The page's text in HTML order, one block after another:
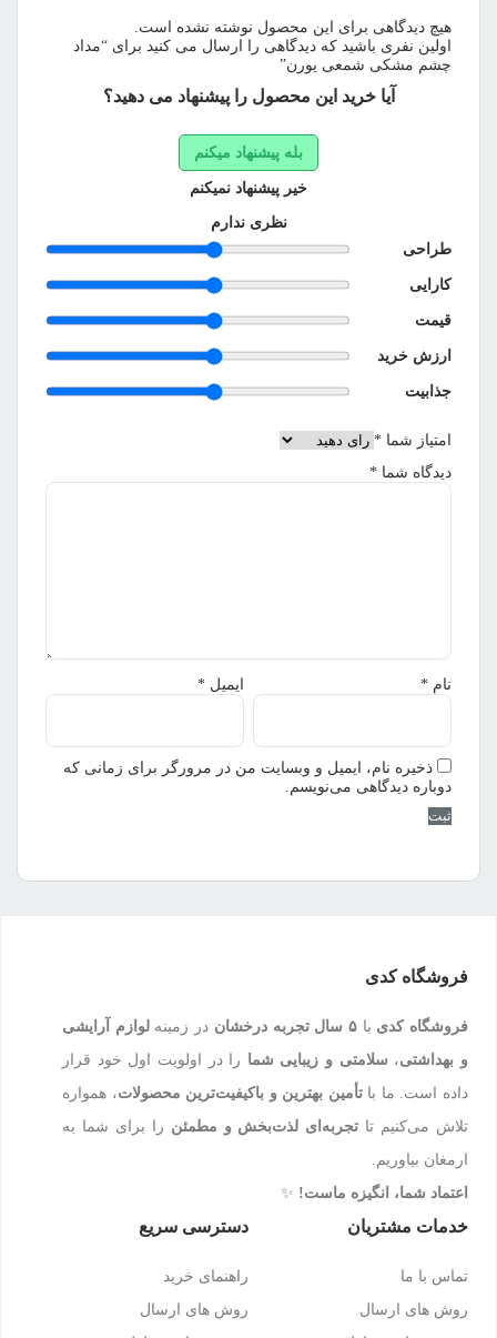
هیچ دیدگاهی برای این محصول نوشته نشده است.
اولین نفری باشید که دیدگاهی را ارسال می کنید برای “مداد
چشم مشکی شمعی یورن”
آیا خرید این محصول را پیشنهاد می دهید؟
بله پیشنهاد میکنم
خیر پیشنهاد نمیکنم
نظری ندارم
طراحی
کارایی
قیمت
ارزش خرید
جذابیت
امتیاز شما *
دیدگاه شما *
نام * ایمیل *
ذخیره نام، ایمیل و وبسایت من در مرورگر برای زمانی که
دوباره دیدگاهی می‌نویسم.
فروشگاه کدی
فروشگاه کدی با۵ سال تجربه درخشان در زمینهلوازم آرایشی
و بهداشتی، سلامتی و زیبایی شما را در اولویت اول خود قرار
داده است. ما باتأمین بهترین و باکیفیت‌ترین محصولات، همواره
تلاش می‌کنیم تا تجربه‌ای لذت‌بخش و مطمئن را برای شما به
ارمغان بیاوریم.
اعتماد شما، انگیزه ماست! ✨
خدمات مشتریان
تماس با ما
روش های ارسال
دسترسی سریع
راهنمای خرید
روش های ارسال